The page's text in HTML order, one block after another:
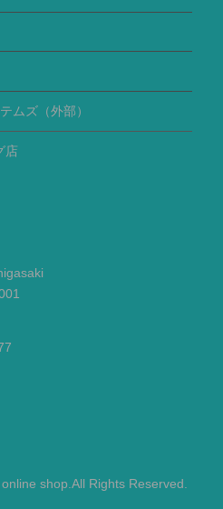
ムズ（外部）
店
shop.All Rights Reserved.